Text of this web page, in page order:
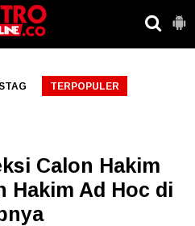
TERPOPULER
Calon Hakim
Hakim Ad Hoc di